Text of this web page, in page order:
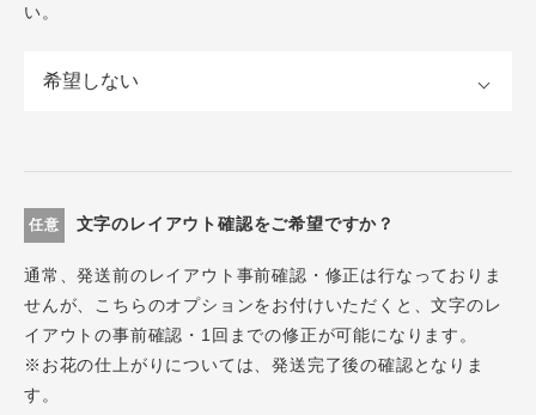
い。
任意 文字のレイアウト確認をご希望ですか？
通常、発送前のレイアウト事前確認・修正は行なっておりま
せんが、こちらのオプションをお付けいただくと、文字のレ
イアウトの事前確認・1回までの修正が可能になります。
※お花の仕上がりについては、発送完了後の確認となりま
す。